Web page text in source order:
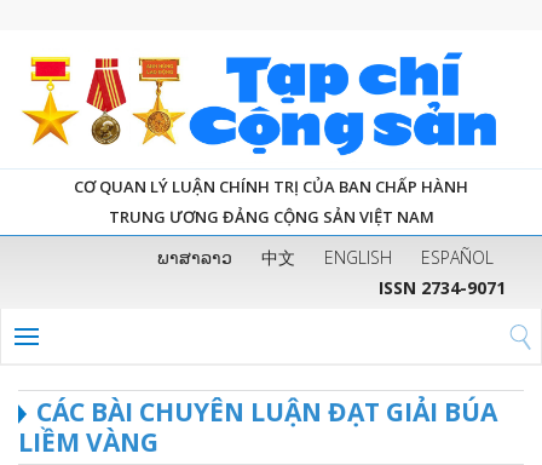
CƠ QUAN LÝ LUẬN CHÍNH TRỊ CỦA BAN CHẤP HÀNH
TRUNG ƯƠNG ĐẢNG CỘNG SẢN VIỆT NAM
ພາສາລາວ 中文 ENGLISH
ESPAÑOL
ISSN 2734-9071
CÁC BÀI CHUYÊN LUẬN ĐẠT GIẢI BÚA
LIỀM VÀNG